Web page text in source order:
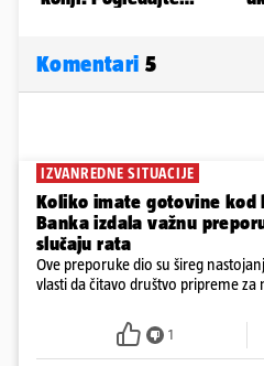
Komentari 5
IZVANREDNE SITUACIJE
Koliko imate gotovine kod
Banka izdala važnu
slučaju rata
Ove preporuke dio su šireg
vlasti da čitavo društvo pripreme za
1